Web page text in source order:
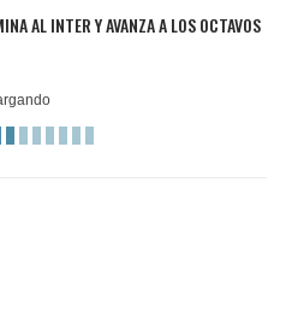
AL INTER Y AVANZA A LOS OCTAVOS